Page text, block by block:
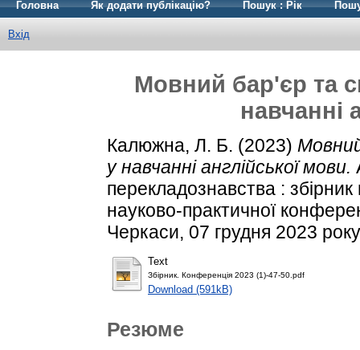
Головна Як додати публікацію? Пошук : Рік
Вхід
Мовний бар'єр та
навчанні
Калюжна, Л. Б. (2023)
у навчанні англійської мови.
перекладознавства : збірник
науково-практичної
Черкаси, 07 грудня 2023
Text
Збірник. Конференція 2023 (1)-47-50.pdf
Download (591kB)
Резюме